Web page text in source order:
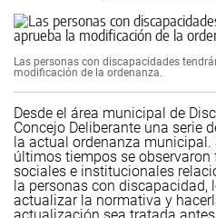
Las personas con discapacidades
modificación de la ordenanza.
Desde el área municipal de
Concejo Deliberante una serie
la actual ordenanza municipal.
últimos tiempos se
sociales e institucionales
la personas con discapacidad,
actualizar la normativa y